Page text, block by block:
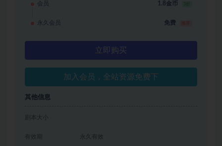
会员 1.8金币 3折
永久会员 免费
立即购买
加入会员，全站资源免费下
其他信息
剧本大小
有效期 永久有效